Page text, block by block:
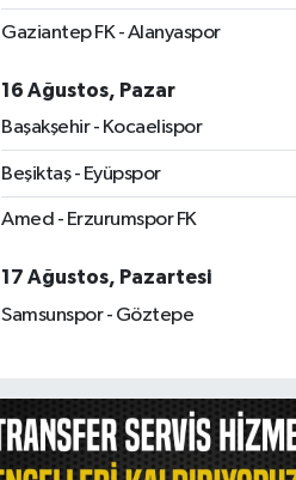
Gaziantep FK - Alanyaspor
16 Ağustos, Pazar
Başakşehir - Kocaelispor
Beşiktaş - Eyüpspor
Amed - Erzurumspor FK
17 Ağustos, Pazartesi
Samsunspor - Göztepe